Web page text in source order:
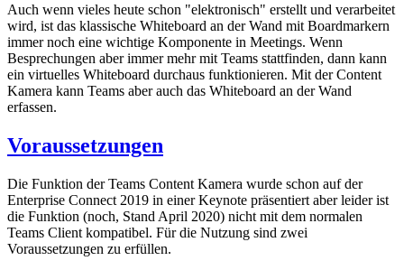
Auch wenn vieles heute schon "elektronisch" erstellt und verarbeitet
wird, ist das klassische Whiteboard an der Wand mit Boardmarkern
immer noch eine wichtige Komponente in Meetings. Wenn
Besprechungen aber immer mehr mit Teams stattfinden, dann kann
ein virtuelles Whiteboard durchaus funktionieren. Mit der Content
Kamera kann Teams aber auch das Whiteboard an der Wand
erfassen.
Voraussetzungen
Die Funktion der Teams Content Kamera wurde schon auf der
Enterprise Connect 2019 in einer Keynote präsentiert aber leider ist
die Funktion (noch, Stand April 2020) nicht mit dem normalen
Teams Client kompatibel. Für die Nutzung sind zwei
Voraussetzungen zu erfüllen.